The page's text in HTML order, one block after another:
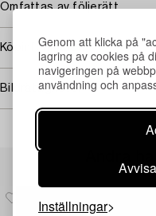
Genom att klicka på
lagring av cookies på
navigeringen på
användning och
Inställningar
Omfattas av följerätt
Köpinformation
Bildrättigheter